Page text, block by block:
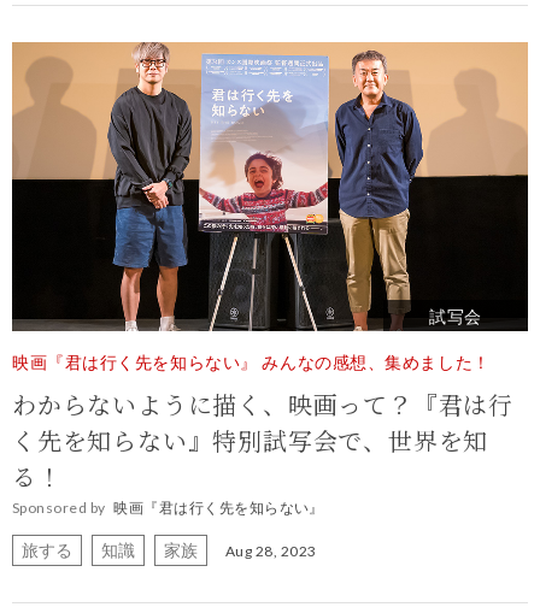
試写会
映画『君は行く先を知らない』 みんなの感想、集めました！
わからないように描く、映画って？『君は行
く先を知らない』特別試写会で、世界を知
る！
Sponsored by 映画『君は行く先を知らない』
旅する 知識 家族 Aug 28, 2023